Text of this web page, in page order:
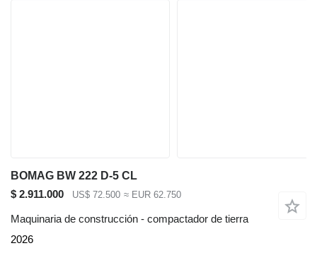
BOMAG BW 222 D-5 CL
$ 2.911.000
US$ 72.500 ≈ EUR 62.750
Maquinaria de construcción - compactador de tierra
2026